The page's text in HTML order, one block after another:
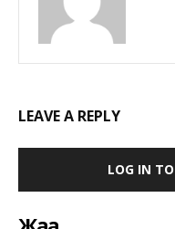
LEAVE A REPLY
LOG IN